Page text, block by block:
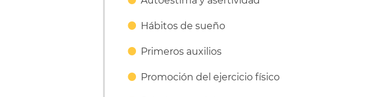
Hábitos de sueño
Primeros auxilios
Promoción del ejercicio físico